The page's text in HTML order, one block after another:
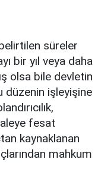
süreler
bir yıl veya daha
olsa bile devletin
düzenin işleyişine
fesat
kaynaklanan
mahkum